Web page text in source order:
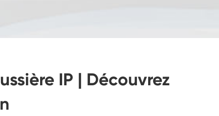
IP | Découvrez